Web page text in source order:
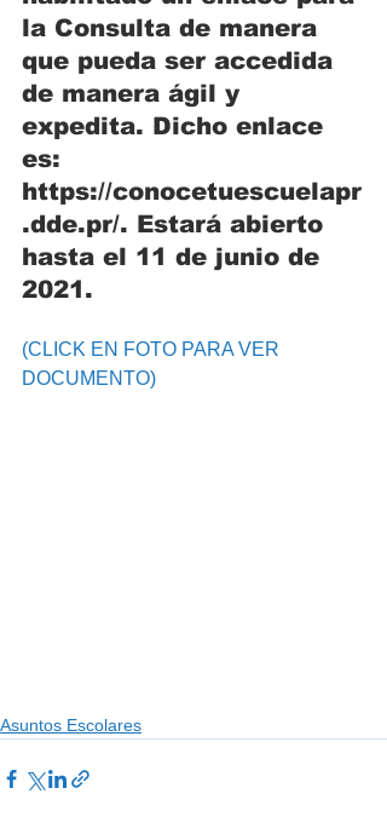
la Consulta de manera
que pueda ser accedida
de manera ágil y
expedita. Dicho enlace
es:
https://conocetuescuelapr
.dde.pr/. Estará abierto
hasta el 11 de junio de
2021.
(CLICK EN FOTO PARA VER
DOCUMENTO)
Asuntos Escolares